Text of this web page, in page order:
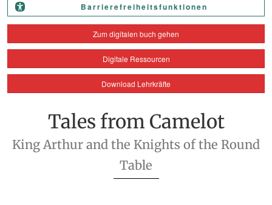
Barrierefreiheitsfunktionen
Zum digitalen buch gehen
Digitale Ressourcen
Download Lehrkräfte
Tales from Camelot
King Arthur and the Knights of the Round
Table